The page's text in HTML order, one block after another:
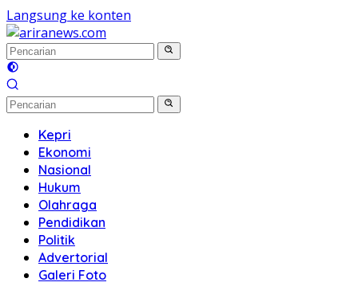
Langsung ke konten
Kepri
Ekonomi
Nasional
Hukum
Olahraga
Pendidikan
Politik
Advertorial
Galeri Foto